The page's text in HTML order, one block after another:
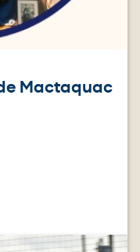
Mactaquac